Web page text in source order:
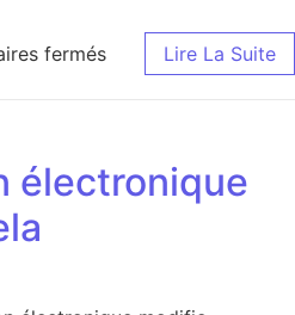
fermés Lire La Suite
électronique